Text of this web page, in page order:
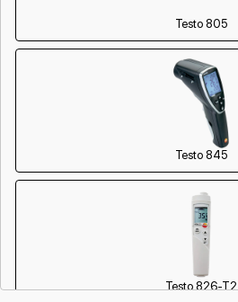
Testo 805
Testo 845
Testo 826-T2